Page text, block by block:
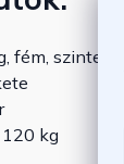
fém,
120 kg